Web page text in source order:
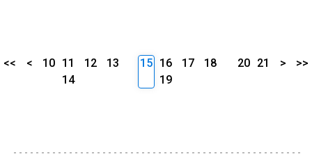
<< < 10 11 12
13
14
15 16 17
18
19
20 21 > >>